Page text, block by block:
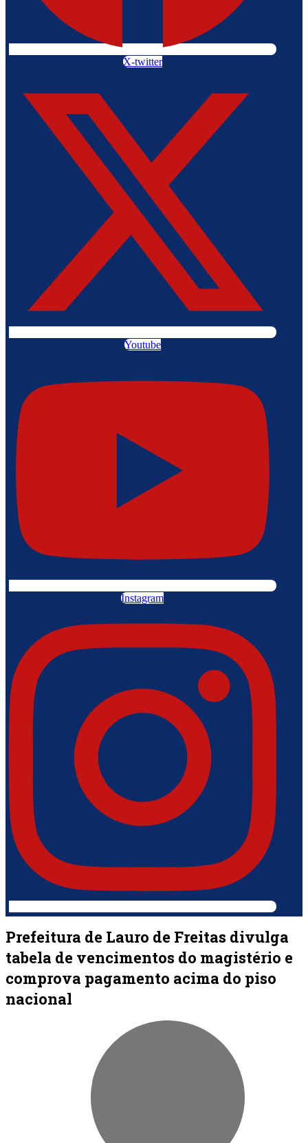
X-twitter
Youtube
Instagram
Prefeitura de Lauro de Freitas divulga
tabela de vencimentos do magistério e
comprova pagamento acima do piso
nacional